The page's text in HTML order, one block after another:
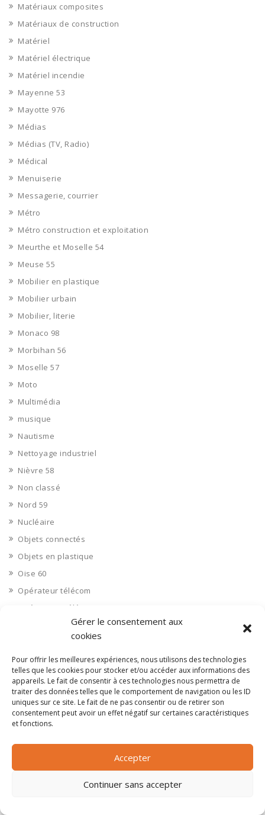
Gérer le consentement aux
cookies
Pour offrir les meilleures expériences, nous utilisons des technologies
telles que les cookies pour stocker et/ou accéder aux informations des
appareils. Le fait de consentir à ces technologies nous permettra de
traiter des données telles que le comportement de navigation ou les ID
uniques sur ce site. Le fait de ne pas consentir ou de retirer son
consentement peut avoir un effet négatif sur certaines caractéristiques
et fonctions.
Accepter
Continuer sans accepter
Matériaux composites
Matériaux de construction
Matériel
Matériel électrique
Matériel incendie
Mayenne 53
Mayotte 976
Médias
Médias (TV, Radio)
Médical
Menuiserie
Messagerie, courrier
Métro
Métro construction et exploitation
Meurthe et Moselle 54
Meuse 55
Mobilier en plastique
Mobilier urbain
Mobilier, literie
Monaco 98
Morbihan 56
Moselle 57
Moto
Multimédia
musique
Nautisme
Nettoyage industriel
Nièvre 58
Non classé
Nord 59
Nucléaire
Objets connectés
Objets en plastique
Oise 60
Opérateur télécom
Opérateurs télécom
Orne 61
Ouvrages d’art
Paramédical, compléments alimentaires
Paris 75
Pas de Calais 62
Pêche